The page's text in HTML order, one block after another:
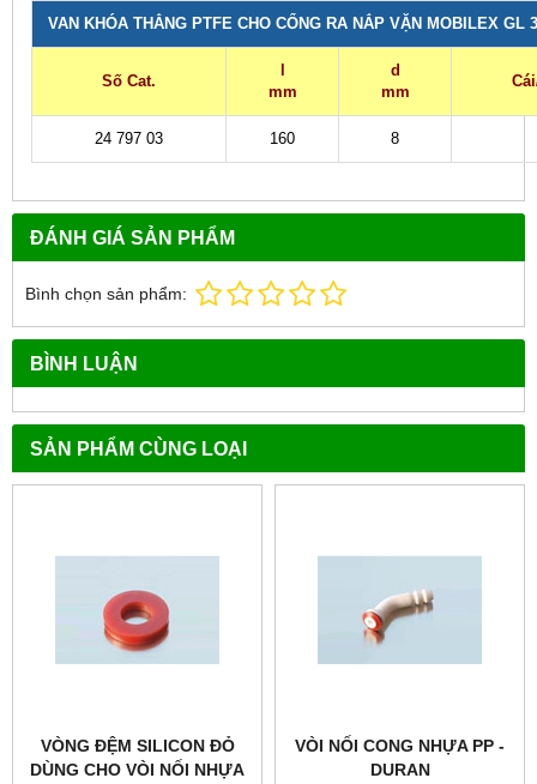
VAN KHÓA THẲNG PTFE CHO CỔNG RA NẮP VẶN MOBILEX GL
Số Cat.
mm
d
mm
24 797 03 160 8
ĐÁNH GIÁ SẢN PHẨM
Bình chọn sản phẩm:
BÌNH LUẬN
SẢN PHẨM CÙNG LOẠI
VÒNG ĐỆM SILICON ĐỎ
DÙNG CHO VÒI NỐI NHỰA
VÒI NỐI CONG NHỰA PP -
DURAN